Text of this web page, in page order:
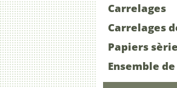
Carrelages
Carrelages
Papiers
Ensemble